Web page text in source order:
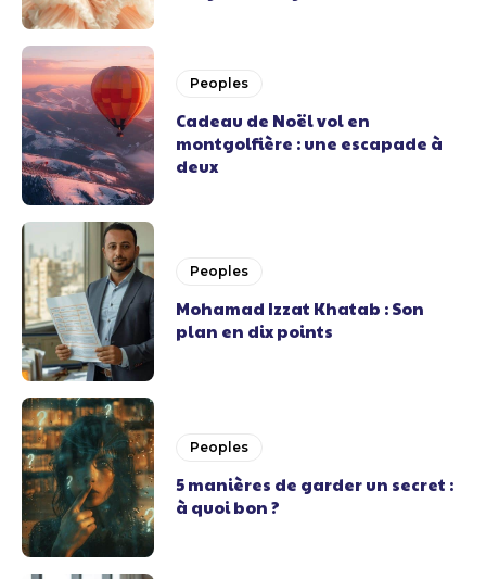
Peoples
Cadeau de Noël vol en
montgolfière : une escapade à
deux
Peoples
Mohamad Izzat Khatab : Son
plan en dix points
Peoples
5 manières de garder un secret :
à quoi bon ?